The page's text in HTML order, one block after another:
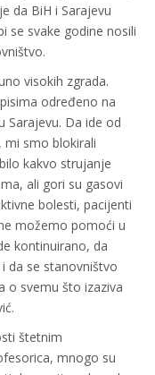
da BiH i Sarajevu
se svake godine nosili
visokih zgrada.
određeno na
Sarajevu. Da ide od
mi smo blokirali
kakvo strujanje
ali gori su gasovi
bolesti, pacijenti
možemo pomoći u
kontinuirano, da
da se stanovništvo
o svemu što izaziva
štetnim
mnogo su